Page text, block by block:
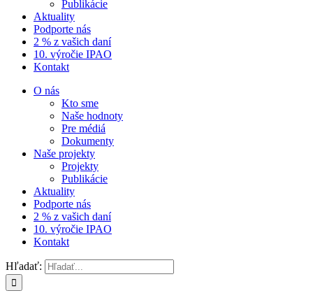
Publikácie
Aktuality
Podporte nás
2 % z vašich daní
10. výročie IPAO
Kontakt
O nás
Kto sme
Naše hodnoty
Pre médiá
Dokumenty
Naše projekty
Projekty
Publikácie
Aktuality
Podporte nás
2 % z vašich daní
10. výročie IPAO
Kontakt
Hľadať: